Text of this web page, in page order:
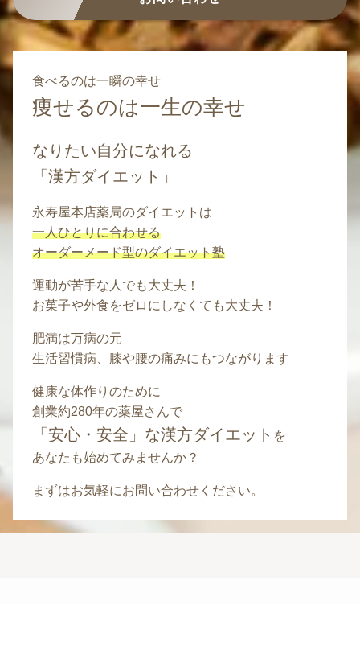
食べるのは一瞬の幸せ
痩せるのは一生の幸せ
なりたい自分になれる
「漢方ダイエット」
永寿屋本店薬局のダイエットは
一人ひとりに合わせる
オーダーメード型のダイエット塾
運動が苦手な人でも大丈夫！
お菓子や外食をゼロにしなくても大丈夫！
肥満は万病の元
生活習慣病、膝や腰の痛みにもつながります
健康な体作りのために
創業約280年の薬屋さんで
「安心・安全」な漢方ダイエット を
あなたも始めてみませんか？
まずはお気軽にお問い合わせください。